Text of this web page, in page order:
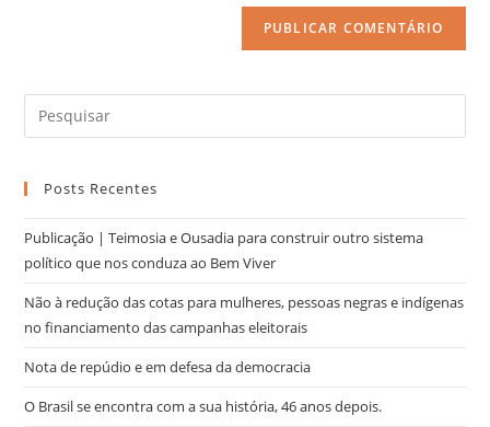
Posts Recentes
Publicação | Teimosia e Ousadia para construir outro sistema
político que nos conduza ao Bem Viver
Não à redução das cotas para mulheres, pessoas negras e indígenas
no financiamento das campanhas eleitorais
Nota de repúdio e em defesa da democracia
O Brasil se encontra com a sua história, 46 anos depois.